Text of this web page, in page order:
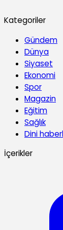
Kategoriler
Gündem
Dünya
Siyaset
Ekonomi
Spor
Magazin
Eğitim
Sağlık
Dini
İçerikler